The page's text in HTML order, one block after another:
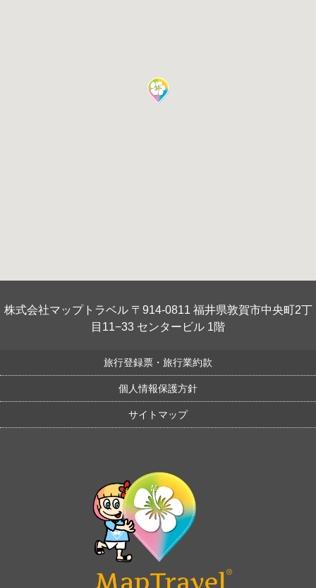
株式会社マップトラベル 〒914-0811 福井県敦賀市中央町2丁
目11−33 センタービル 1階
旅行登録票・旅行業約款
個人情報保護方針
サイトマップ